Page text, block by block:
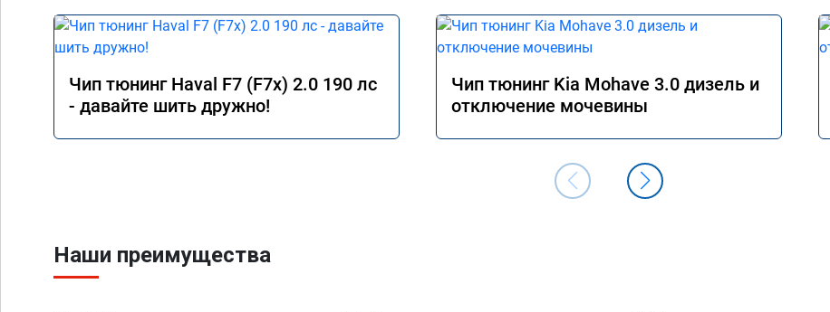
Процветания вашей компании.
Чип тюнинг Haval F7 (F7x) 2.0 190 лс
- давайте шить дружно!
Чип тюнинг Kia Mohave 3.0 дизель и
отключение мочевины
Наши преимущества